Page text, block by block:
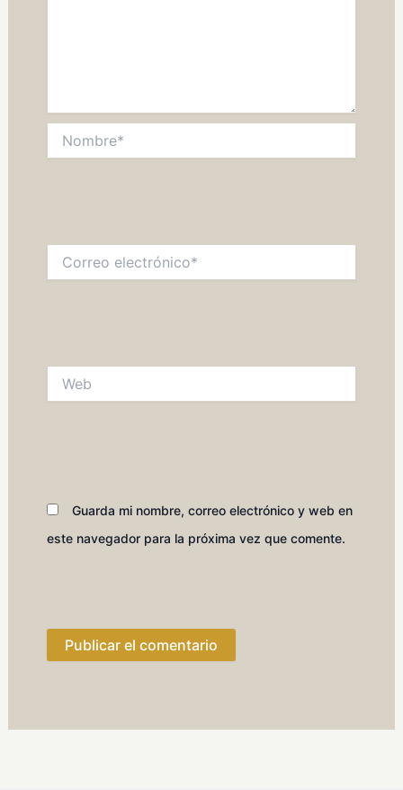
electrónico*
Guarda mi nombre, correo electrónico y web en
este navegador para la próxima vez que comente.